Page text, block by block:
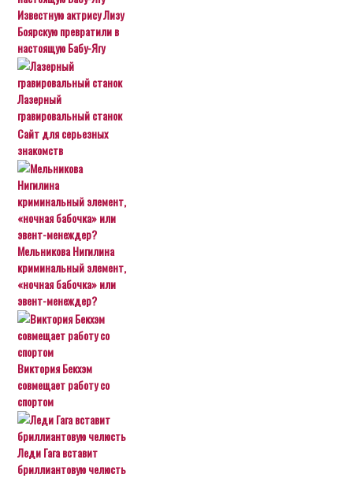
Известную актрису Лизу
Боярскую превратили в
настоящую Бабу-Ягу
Лазерный
гравировальный станок
Сайт для серьезных
знакомств
Мельникова Нигилина
криминальный элемент,
«ночная бабочка» или
эвент-менеждер?
Виктория Бекхэм
совмещает работу со
спортом
Леди Гага вставит
бриллиантовую челюсть